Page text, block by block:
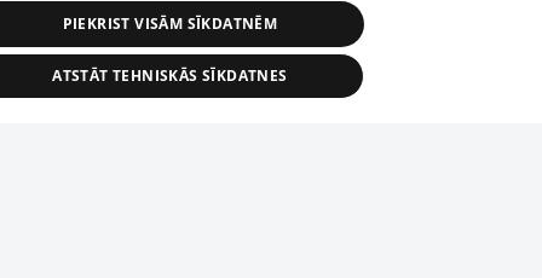
PIEKRIST VISĀM SĪKDATNĒM
ATSTĀT TEHNISKĀS SĪKDATNES